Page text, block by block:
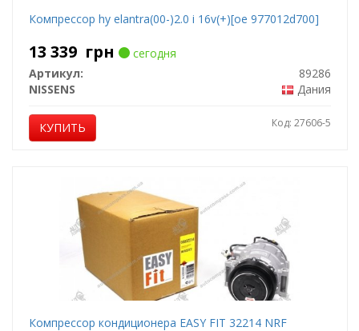
Компрессор hy elantra(00-)2.0 i 16v(+)[oe 977012d700]
13 339 грн
сегодня
Артикул:
89286
NISSENS
Дания
КУПИТЬ Код: 27606-5
Компрессор кондиционера EASY FIT 32214 NRF